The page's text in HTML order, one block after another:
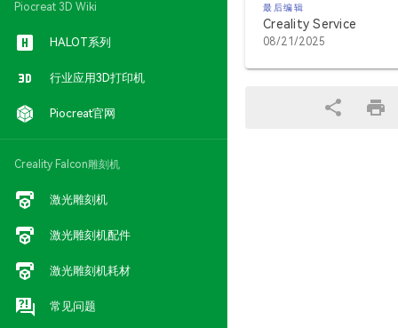
Piocreat 3D Wiki
HALOT系列
行业应用3D打印机
Piocreat官网
Creality Falcon雕刻机
激光雕刻机
激光雕刻机配件
激光雕刻机耗材
常见问题
最后编辑
Creality Service
08/21/2025